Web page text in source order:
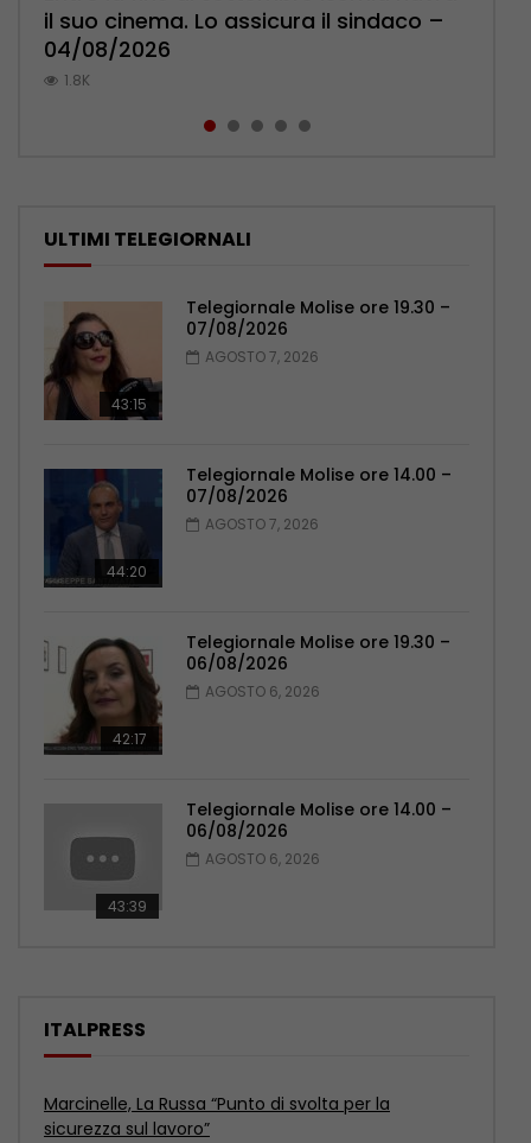
il suo cinema. Lo assicura il sindaco –
04/08/2026
1.8K
l’ambulatorio per curare l’osteoporosi
– 06/08/2026
1.1K
Pensionati: più relazioni e servizi di
prossimità – 04/08/2026
1.1K
cittadini: ‘Abbiamo paura per i ragazzi’
– 07/08/2026
1K
Polizia: impegno nel rafforzare organici
– 05/08/2026
1K
ULTIMI TELEGIORNALI
43:15
Telegiornale Molise ore 19.30 –
07/08/2026
AGOSTO 7, 2026
44:20
Telegiornale Molise ore 14.00 –
07/08/2026
AGOSTO 7, 2026
42:17
Telegiornale Molise ore 19.30 –
06/08/2026
AGOSTO 6, 2026
43:39
Telegiornale Molise ore 14.00 –
06/08/2026
AGOSTO 6, 2026
ITALPRESS
Marcinelle, Sberna “Tutela lavoratori è il più grande
omaggio alle vittime”